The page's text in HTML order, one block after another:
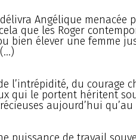
Angélique menacée
que les Roger
bien élever une femme
l’intrépidité, du courage
qui le portent héritent
aujourd’hui